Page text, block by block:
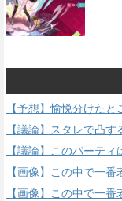
【予想】愉悦分けた
【議論】スタレで凸
【議論】このパーテ
【画像】この中で一番
【画像】この中で一番